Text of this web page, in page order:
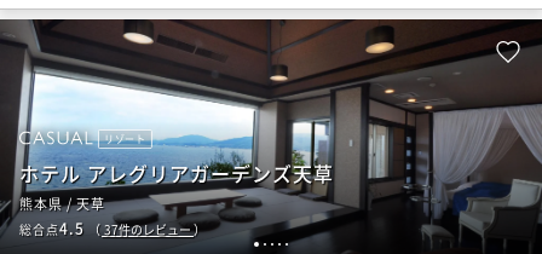
1 2 3 4 5
リゾート
ホテル アレグリアガーデンズ天草
熊本県 / 天草
総合点4.5 （ 37件のレビュー）